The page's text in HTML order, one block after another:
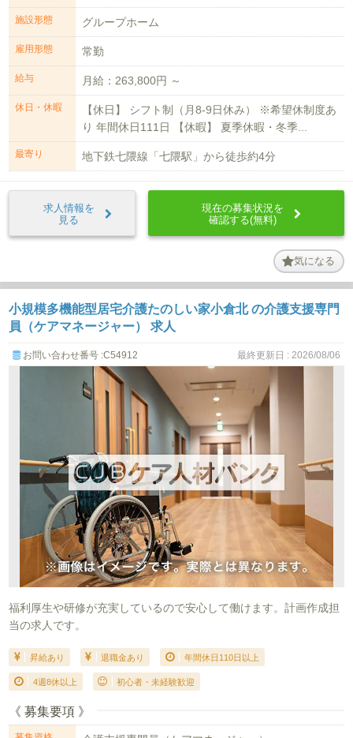
施設形態 グループホーム
雇用形態 常勤
給与 月給：263,800円 ～
休日・休暇
【休日】 シフト制（月8-9日休み） ※希望休制度あ
り 年間休日111日 【休暇】 夏季休暇・冬季...
最寄り 地下鉄七隈線「七隈駅」から徒歩約4分
求人情報を
見る
現在の募集状況を
確認する(無料)
気になる
小規模多機能型居宅介護たのしい家小倉北 の介護支援専門
員（ケアマネージャー） 求人
お問い合わせ番号 :C54912 最終更新日 : 2026/08/06
福利厚生や研修が充実しているので安心して働けます。計画作成担
当の求人です。
昇給あり 退職金あり 年間休日110日以上
4週8休以上 初心者・未経験歓迎
《 募集要項 》